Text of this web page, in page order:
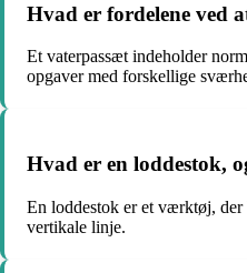
Hvad er fordelene ved
Et vaterpassæt indeholder
opgaver med forskellige
Hvad er en loddestok,
En loddestok er et værktøj, der
vertikale linje.